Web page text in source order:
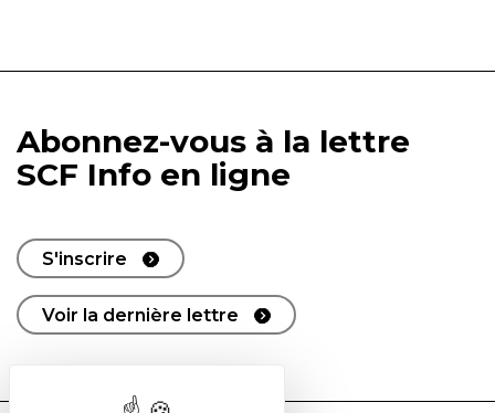
Abonnez-vous à la lettre
SCF Info en ligne
S'inscrire
Voir la dernière lettre